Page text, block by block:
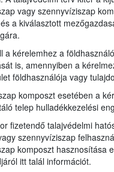
vagy szennyvíziszap
a kiválasztott
a kérelemhez a
is, amennyiben a
földhasználója vagy
komposzt esetében a
telep hulladékkezelési
fizetendő talajvédelmi
szennyvíziszap
komposzt hasznosítása
itt talál információt.